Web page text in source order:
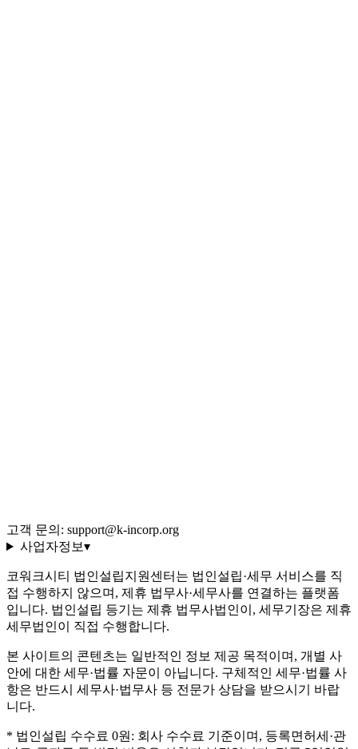
고객 문의: support@k-incorp.org
사업자정보▾
코워크시티 법인설립지원센터는 법인설립·세무 서비스를 직
접 수행하지 않으며, 제휴 법무사·세무사를 연결하는 플랫폼
입니다. 법인설립 등기는 제휴 법무사법인이, 세무기장은 제휴
세무법인이 직접 수행합니다.
본 사이트의 콘텐츠는 일반적인 정보 제공 목적이며, 개별 사
안에 대한 세무·법률 자문이 아닙니다. 구체적인 세무·법률 사
항은 반드시 세무사·법무사 등 전문가 상담을 받으시기 바랍
니다.
* 법인설립 수수료 0원: 회사 수수료 기준이며, 등록면허세·관